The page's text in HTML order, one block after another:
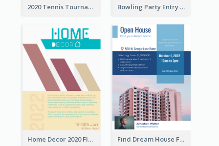
2020 Tennis Tournament Flyer Bowling Party Entry Flyer
Home Decor 2020 Flyer Find Dream House Flyer